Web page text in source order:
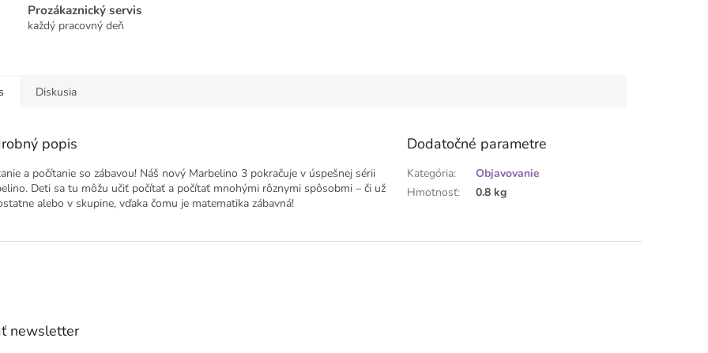
Prozákaznický servis
každý pracovný deň
Diskusia
popis
a počítanie so zábavou! Náš nový Marbelino 3 pokračuje v úspešnej sérii
Deti sa tu môžu učiť počítať a počítať mnohými rôznymi spôsobmi – či už
alebo v skupine, vďaka čomu je matematika zábavná!
Dodatočné parametre
Kategória:
Objavovanie
Hmotnosť: 0.8 kg
newsletter